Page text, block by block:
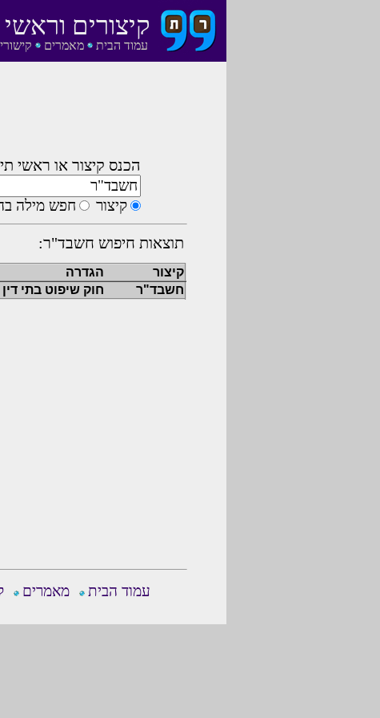
עמוד הבית מאמרים
קיצורים
הכנס קיצור או ראשי
קיצור חפש מילה
תוצאות חיפוש חשבד"ר:
קיצור הגדרה
חשבד"ר
חוק שיפוט בתי דין
עמוד הבית מאמרים